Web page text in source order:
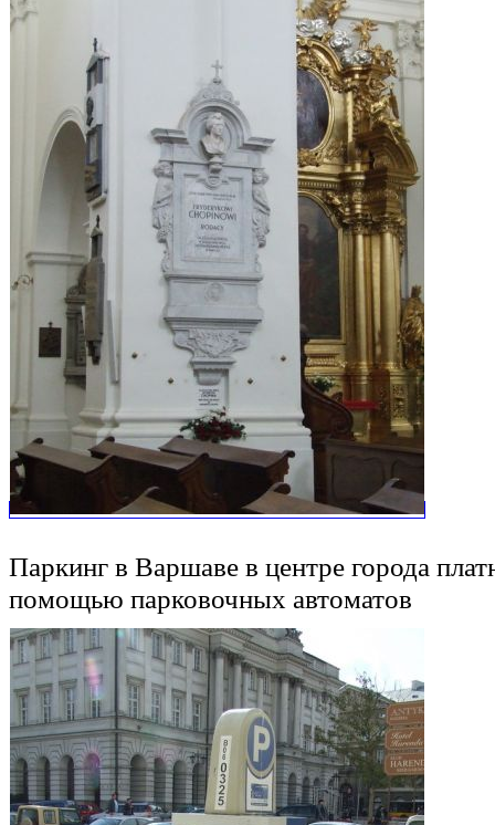
Паркинг в Варшаве в центре города
помощью парковочных автоматов